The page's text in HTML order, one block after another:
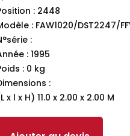
: 2448
: FAW1020/DST2247/
:
: 1995
: 0 kg
:
x l x H) 11.0 x 2.00 x 2.00 M